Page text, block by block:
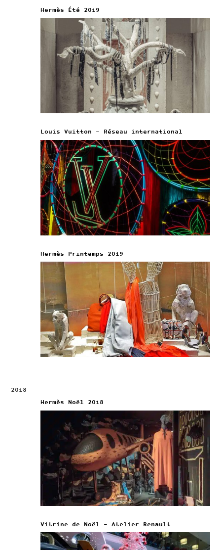
Hermès Été 2019
Louis Vuitton – Réseau international
Hermès Printemps 2019
2018
Hermès Noël 2018
Vitrine de Noël – Atelier Renault